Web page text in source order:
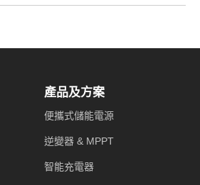
產品及方案
便攜式儲能電源
逆變器 & MPPT
智能充電器